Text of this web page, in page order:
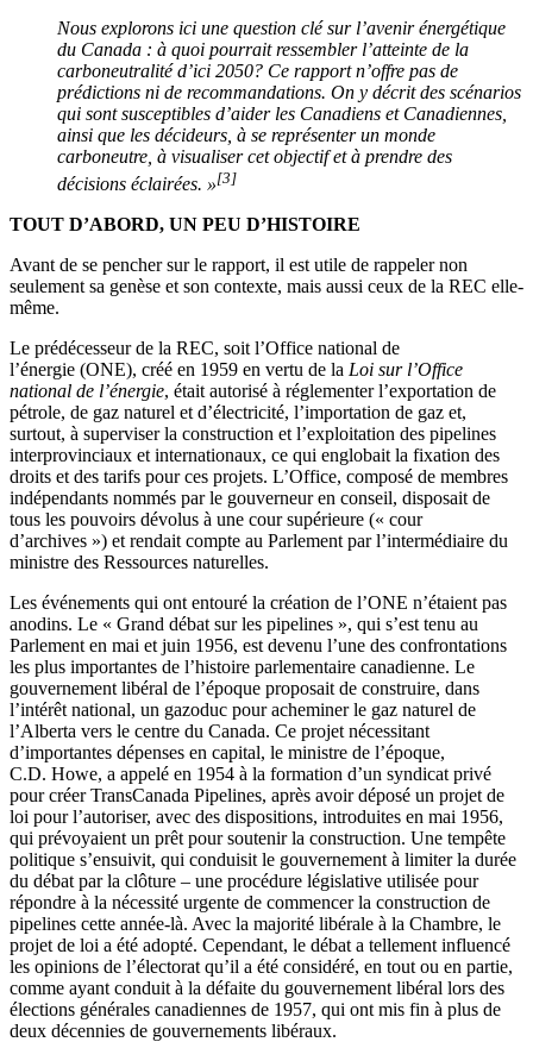
Nous explorons ici une question clé sur l’avenir énergétique
du Canada : à quoi pourrait ressembler l’atteinte de la
carboneutralité d’ici 2050? Ce rapport n’offre pas de
prédictions ni de recommandations. On y décrit des scénarios
qui sont susceptibles d’aider les Canadiens et Canadiennes,
ainsi que les décideurs, à se représenter un monde
carboneutre, à visualiser cet objectif et à prendre des
décisions éclairées. »[3]
TOUT D’ABORD, UN PEU D’HISTOIRE
Avant de se pencher sur le rapport, il est utile de rappeler non
seulement sa genèse et son contexte, mais aussi ceux de la REC elle-
même.
Le prédécesseur de la REC, soit l’Office national de
l’énergie (ONE), créé en 1959 en vertu de la Loi sur l’Office
national de l’énergie, était autorisé à réglementer l’exportation de
pétrole, de gaz naturel et d’électricité, l’importation de gaz et,
surtout, à superviser la construction et l’exploitation des pipelines
interprovinciaux et internationaux, ce qui englobait la fixation des
droits et des tarifs pour ces projets. L’Office, composé de membres
indépendants nommés par le gouverneur en conseil, disposait de
tous les pouvoirs dévolus à une cour supérieure (« cour
d’archives ») et rendait compte au Parlement par l’intermédiaire du
ministre des Ressources naturelles.
Les événements qui ont entouré la création de l’ONE n’étaient pas
anodins. Le « Grand débat sur les pipelines », qui s’est tenu au
Parlement en mai et juin 1956, est devenu l’une des confrontations
les plus importantes de l’histoire parlementaire canadienne. Le
gouvernement libéral de l’époque proposait de construire, dans
l’intérêt national, un gazoduc pour acheminer le gaz naturel de
l’Alberta vers le centre du Canada. Ce projet nécessitant
d’importantes dépenses en capital, le ministre de l’époque,
C.D. Howe, a appelé en 1954 à la formation d’un syndicat privé
pour créer TransCanada Pipelines, après avoir déposé un projet de
loi pour l’autoriser, avec des dispositions, introduites en mai 1956,
qui prévoyaient un prêt pour soutenir la construction. Une tempête
politique s’ensuivit, qui conduisit le gouvernement à limiter la durée
du débat par la clôture – une procédure législative utilisée pour
répondre à la nécessité urgente de commencer la construction de
pipelines cette année-là. Avec la majorité libérale à la Chambre, le
projet de loi a été adopté. Cependant, le débat a tellement influencé
les opinions de l’électorat qu’il a été considéré, en tout ou en partie,
comme ayant conduit à la défaite du gouvernement libéral lors des
élections générales canadiennes de 1957, qui ont mis fin à plus de
deux décennies de gouvernements libéraux.